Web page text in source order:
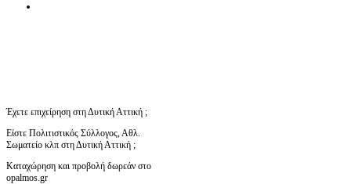
Έχετε επιχείρηση στη Δυτική Αττική ;
Είστε Πολιτιστικός Σύλλογος, Αθλ.
Σωματείο κλπ στη Δυτική Αττική ;
Καταχώρηση και προβολή δωρεάν στο
opalmos.gr